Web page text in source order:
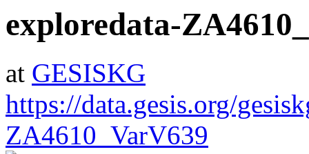
exploredata-
at GESISKG
https://data.gesis.org/
ZA4610_VarV639